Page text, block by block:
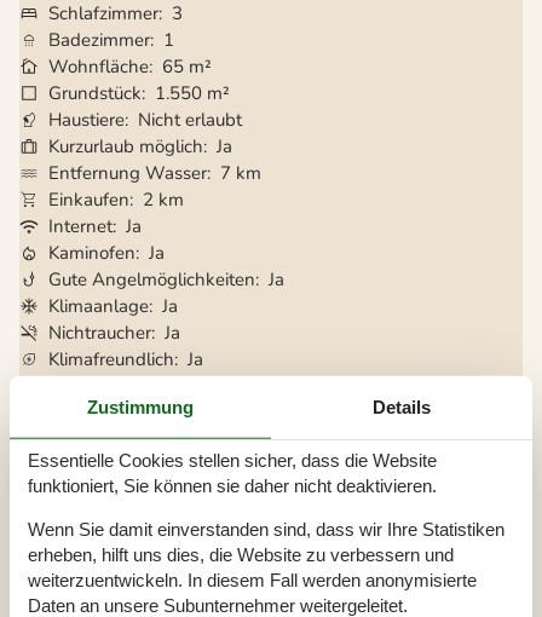
Schlafzimmer 3
Badezimmer 1
Wohnfläche 65 m²
Grundstück
1.550 m²
Haustiere Nicht erlaubt
Kurzurlaub möglich Ja
Entfernung Wasser 7 km
Einkaufen
2 km
Internet Ja
Kaminofen Ja
Gute Angelmöglichkeiten Ja
Klimaanlage Ja
Nichtraucher Ja
Klimafreundlich Ja
Gesamte Ausstattung
Aktivitäten
Angelmöglichkeit, Meer
Badezimmer
TOILETTE. Heißes und kaltes Wasser
Zustimmung Details
Essentielle Cookies stellen sicher, dass die Website
funktioniert, Sie können sie daher nicht deaktivieren.
Wenn Sie damit einverstanden sind, dass wir Ihre Statistiken
erheben, hilft uns dies, die Website zu verbessern und
weiterzuentwickeln. In diesem Fall werden anonymisierte
Daten an unsere Subunternehmer weitergeleitet.